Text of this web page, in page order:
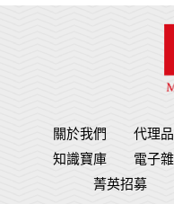
關於我們 代理
知識寶庫
電子
菁英招募